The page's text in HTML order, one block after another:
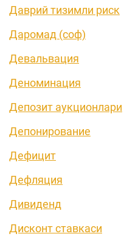
Даврий тизимли риск
Даромад (соф)
Девальвация
Деноминация
Депозит аукционлари
Депонирование
Дефицит
Дефляция
Дивиденд
Дисконт ставкаси